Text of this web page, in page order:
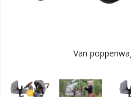
Van